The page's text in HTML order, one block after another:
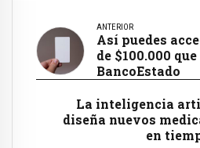
ANTERIOR
Así puedes
de $100.000
BancoEstado
La inteligencia
diseña nuevos
en